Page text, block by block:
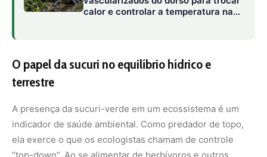
levar à degradação da flora local ou ao desaparecimento
papel é fundamental. Sem a regulação exercida por
excessivo de roedores gigantes nas margens dos rios
poderia alterar o curso de pequenos canais e destruir
Além disso, a movimentação desses animais cria trilhas
na vegetação aquática, conhecidas como “caminhos de